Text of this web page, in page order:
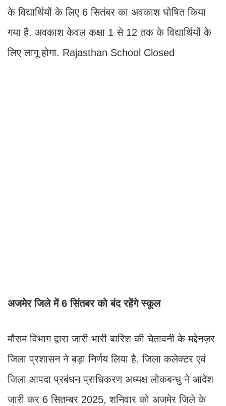
के विद्यार्थियों के लिए 6 सितंबर का अवकाश घोषित किया
गया हैं. अवकाश केवल कक्षा 1 से 12 तक के विद्यार्थियों के
लिए लागू होगा. Rajasthan School Closed
अजमेर जिले में 6 सिंतबर को बंद रहेंगे स्कूल
मौसम विभाग द्वारा जारी भारी बारिश की चेतावनी के मद्देनज़र
जिला प्रशासन ने बड़ा निर्णय लिया है. जिला कलेक्टर एवं
जिला आपदा प्रबंधन प्राधिकरण अध्यक्ष लोकबन्धु ने आदेश
जारी कर 6 सितम्बर 2025, शनिवार को अजमेर जिले के